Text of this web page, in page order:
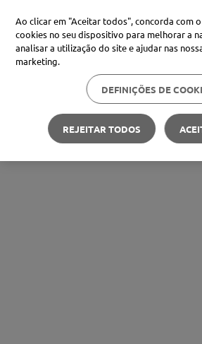
Ao clicar em "Aceitar todos", concorda com
cookies no seu dispositivo para melhorar a
analisar a utilização do site e ajudar nas
marketing.
DEFINIÇÕES DE
REJEITAR TODOS